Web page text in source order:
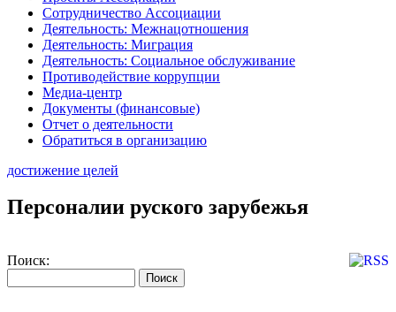
Сотрудничество Ассоциации
Деятельность: Межнацотношения
Деятельность: Миграция
Деятельность: Социальное обслуживание
Противодействие коррупции
Медиа-центр
Документы (финансовые)
Отчет о деятельности
Обратиться в организацию
достижение целей
Персоналии руского зарубежья
Поиск: